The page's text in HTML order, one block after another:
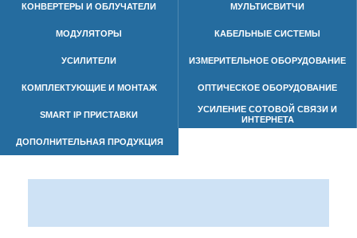
КОНВЕРТЕРЫ И ОБЛУЧАТЕЛИ МУЛЬТИСВИТЧИ
МОДУЛЯТОРЫ КАБЕЛЬНЫЕ СИСТЕМЫ
УСИЛИТЕЛИ ИЗМЕРИТЕЛЬНОЕ ОБОРУДОВАНИЕ
КОМПЛЕКТУЮЩИЕ И МОНТАЖ ОПТИЧЕСКОЕ ОБОРУДОВАНИЕ
SMART IP ПРИСТАВКИ
УСИЛЕНИЕ СОТОВОЙ СВЯЗИ И
ИНТЕРНЕТА
ДОПОЛНИТЕЛЬНАЯ ПРОДУКЦИЯ